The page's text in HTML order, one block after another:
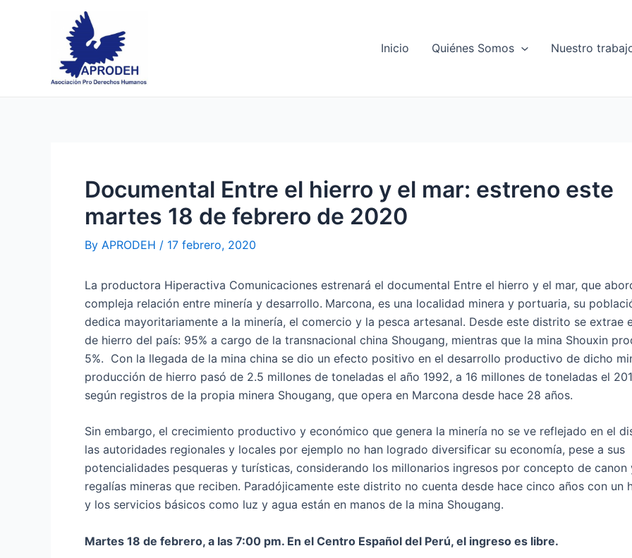
Inicio Quiénes Somos Nuestro
Documental Entre el hierro y el mar: estreno este
martes 18 de febrero de 2020
By APRODEH / 17 febrero, 2020
La productora Hiperactiva Comunicaciones estrenará el documental Entre el hierro y el mar, que
compleja relación entre minería y desarrollo. Marcona, es una localidad minera y portuaria, su
dedica mayoritariamente a la minería, el comercio y la pesca artesanal. Desde este distrito se extrae
de hierro del país: 95% a cargo de la transnacional china Shougang, mientras que la mina Shouxin
5%. Con la llegada de la mina china se dio un efecto positivo en el desarrollo productivo de dicho
producción de hierro pasó de 2.5 millones de toneladas el año 1992, a 16 millones de toneladas el
según registros de la propia minera Shougang, que opera en Marcona desde hace 28 años.
Sin embargo, el crecimiento productivo y económico que genera la minería no se ve reflejado en el
las autoridades regionales y locales por ejemplo no han logrado diversificar su economía, pese a sus
potencialidades pesqueras y turísticas, considerando los millonarios ingresos por concepto de canon
regalías mineras que reciben. Paradójicamente este distrito no cuenta desde hace cinco años con un
y los servicios básicos como luz y agua están en manos de la mina Shougang.
Martes 18 de febrero, a las 7:00 pm. En el Centro Español del Perú, el ingreso es libre.
navigation